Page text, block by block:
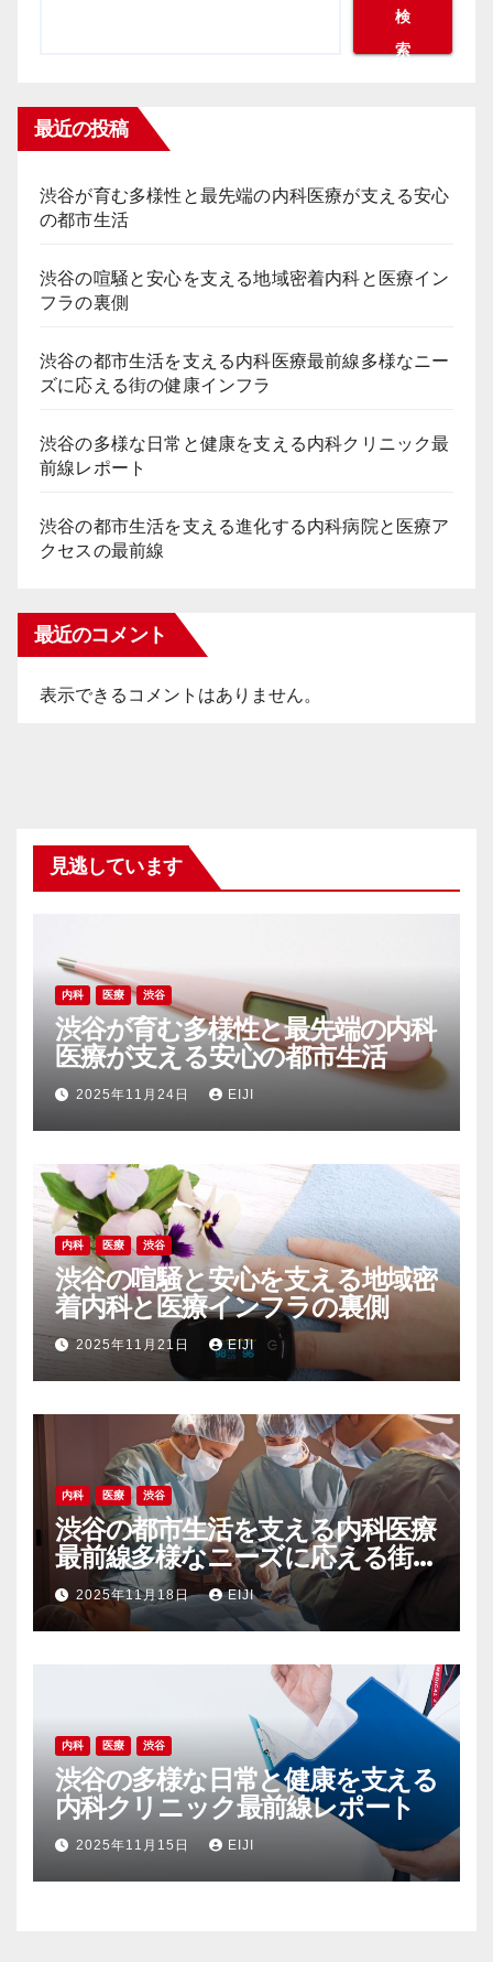
送
り
検
索
最近の投稿
渋谷が育む多様性と最先端の内科医療が支える安心
の都市生活
渋谷の喧騒と安心を支える地域密着内科と医療イン
フラの裏側
渋谷の都市生活を支える内科医療最前線多様なニー
ズに応える街の健康インフラ
渋谷の多様な日常と健康を支える内科クリニック最
前線レポート
渋谷の都市生活を支える進化する内科病院と医療ア
クセスの最前線
最近のコメント
表示できるコメントはありません。
見逃しています
内科 医療 渋谷
渋谷が育む多様性と最先端の内科
医療が支える安心の都市生活
2025年11月24日 EIJI
内科 医療 渋谷
渋谷の喧騒と安心を支える地域密
着内科と医療インフラの裏側
2025年11月21日 EIJI
内科 医療 渋谷
渋谷の都市生活を支える内科医療
最前線多様なニーズに応える街
の健康インフラ
2025年11月18日 EIJI
内科 医療 渋谷
渋谷の多様な日常と健康を支える
内科クリニック最前線レポート
2025年11月15日 EIJI